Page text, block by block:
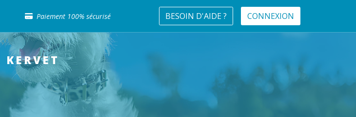
Paiement 100% sécurisé
Retour gratuit en clinique
Sélection de croquettes vétérinaire
Paiement 100% sécurisé
Livraison gratuite en clinique vétérinaire
Retour gratuit en clinique
Sélection de croquettes vétérinaire
BESOIN D'AIDE ? CONNEXION
KERVET